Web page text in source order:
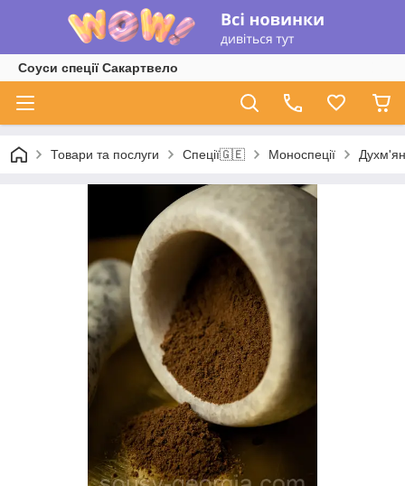
Соуси спеції Сакартвело
Товари та послуги Спеції🇬🇪 Моноспеції